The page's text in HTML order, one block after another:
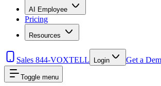
AI Employee
Pricing
Resources
Sales 844-VOXTELL Login Get a
Toggle menu